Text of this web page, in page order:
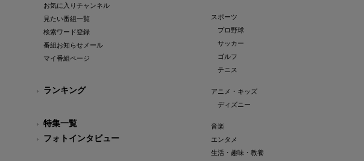
お気に入りチャンネル
見たい番組一覧
検索ワード登録
番組お知らせメール
マイ番組ページ
ランキング
特集一覧
フォトインタビュー
スポーツ
プロ野球
サッカー
ゴルフ
テニス
アニメ・キッズ
ディズニー
音楽
エンタメ
生活・趣味・教養